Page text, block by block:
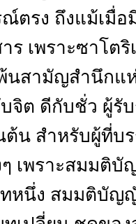
ตรง ถึงแม้เมื่อ
ร เพราะซาโต
สามัญสำนึกแห่
จิต ดีกับชั่ว ผู้รั
ต้น สำหรับผู้ที่บ
เพราะสมมติ
หนึ่ง สมมติบัญ